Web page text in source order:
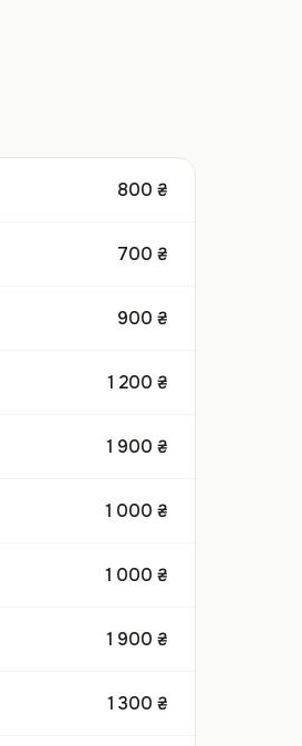
800 ₴
700 ₴
900 ₴
1 200 ₴
1 900 ₴
1 000 ₴
1 000 ₴
1 900 ₴
1 300 ₴